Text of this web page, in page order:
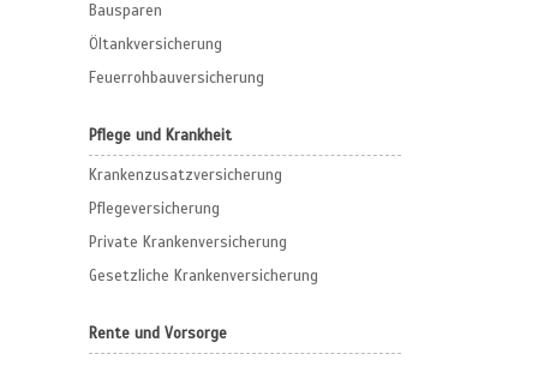
Bausparen
Öltankversicherung
Feuerrohbauversicherung
Pflege und Krankheit
Krankenzusatzversicherung
Pflegeversicherung
Private Krankenversicherung
Gesetzliche Krankenversicherung
Rente und Vorsorge